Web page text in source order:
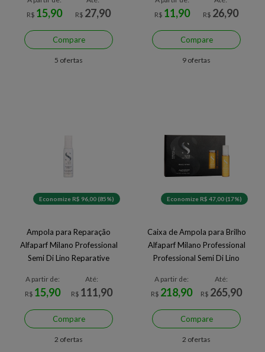
R$ 15,90
R$ 27,90
Compare
5 ofertas
R$ 11,90
R$ 26,90
Compare
9 ofertas
Economize R$ 96,00 (85%)
Ampola para Reparação
Alfaparf Milano Professional
Semi Di Lino Reparative
A partir de:
R$ 15,90
Até:
R$ 111,90
Compare
2 ofertas
Economize R$ 47,00 (17%)
Caixa de Ampola para Brilho
Alfaparf Milano Professional
Professional Semi Di Lino
A partir de:
R$ 218,90
Até:
R$ 265,90
Compare
2 ofertas